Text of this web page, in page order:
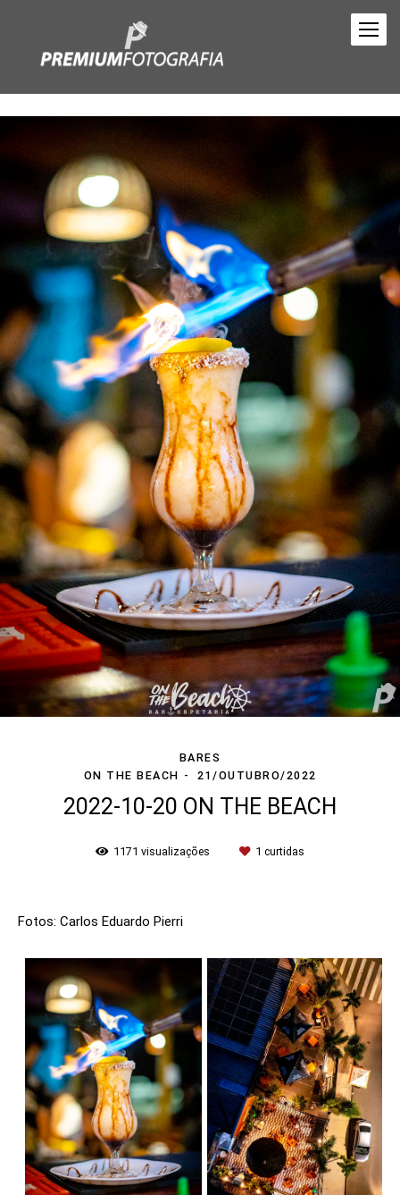
BARES
ON THE BEACH
21/OUTUBRO/2022
2022-10-20 ON THE BEACH
1171 visualizações 1 curtidas
Fotos: Carlos Eduardo Pierri